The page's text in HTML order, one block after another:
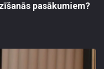
pasākumiem?